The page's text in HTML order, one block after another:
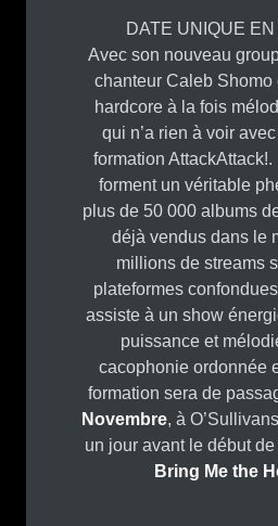
DATE UNIQUE
Avec son nouveau
chanteur Caleb Shomo
hardcore à la fois
qui n’a rien à voir
formation
forment un véritable
plus de 50 000 albums
déjà vendus dans le
millions de streams
plateformes
assiste à un show
puissance et
cacophonie ordonnée
formation sera de
Novembre, à
un jour avant le début
Bring Me the